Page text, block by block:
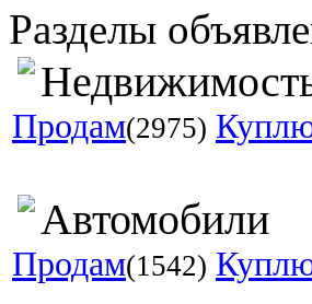
Разделы
Продам(2975)
Автомобили
Продам(1542)